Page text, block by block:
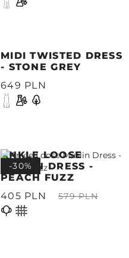
MIDI TWISTED DRESS
- STONE GREY
649 PLN
ANKLE LOOSE
MUSLIN DRESS -
PEACH FUZZ
405 PLN
579 PLN
-30%